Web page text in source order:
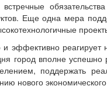
Еще одна мера
эффективно
город вполне
поддержать
нового